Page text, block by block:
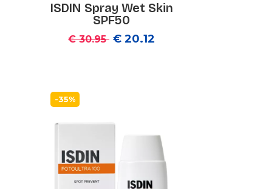
ISDIN Spray Wet Skin
SPF50
€ 30.95 € 20.12
-35%